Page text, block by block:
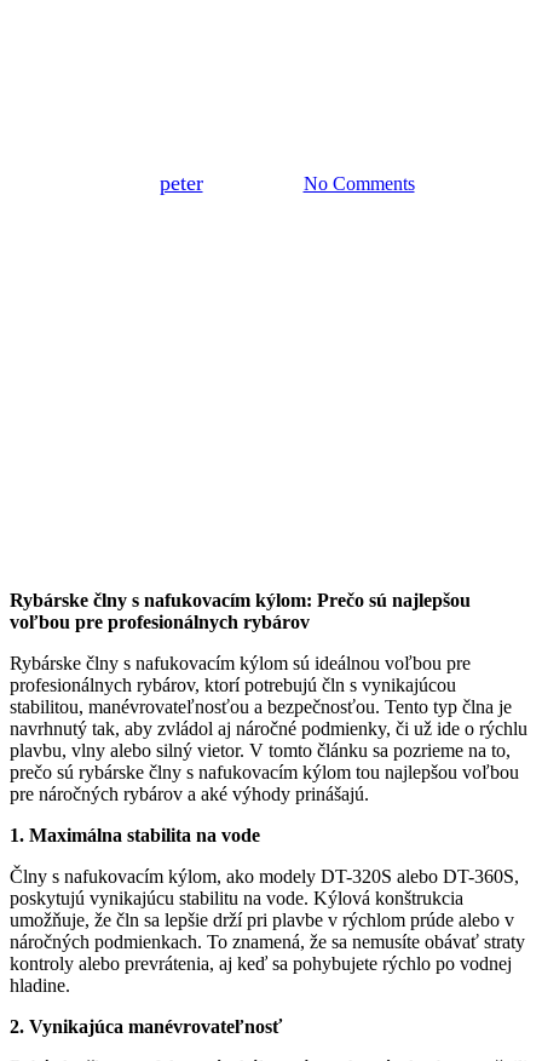
peter12. júla 2025 No Comments
Rybárske člny s nafukovacím kýlom: Prečo sú najlepšou
voľbou pre profesionálnych rybárov
Rybárske člny s nafukovacím kýlom sú ideálnou voľbou pre
profesionálnych rybárov, ktorí potrebujú čln s vynikajúcou
stabilitou, manévrovateľnosťou a bezpečnosťou. Tento typ člna je
navrhnutý tak, aby zvládol aj náročné podmienky, či už ide o rýchlu
plavbu, vlny alebo silný vietor. V tomto článku sa pozrieme na to,
prečo sú rybárske člny s nafukovacím kýlom tou najlepšou voľbou
pre náročných rybárov a aké výhody prinášajú.
1. Maximálna stabilita na vode
Člny s nafukovacím kýlom, ako modely DT-320S alebo DT-360S,
poskytujú vynikajúcu stabilitu na vode. Kýlová konštrukcia
umožňuje, že čln sa lepšie drží pri plavbe v rýchlom prúde alebo v
náročných podmienkach. To znamená, že sa nemusíte obávať straty
kontroly alebo prevrátenia, aj keď sa pohybujete rýchlo po vodnej
hladine.
2. Vynikajúca manévrovateľnosť